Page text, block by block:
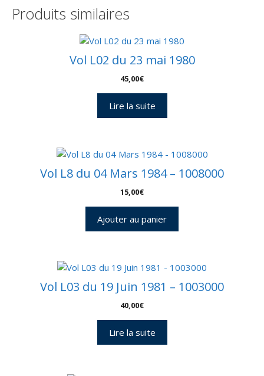
-
34
Produits similaires
Vol L02 du 23 mai 1980
45,00€
Lire la suite
Vol L8 du 04 Mars 1984 – 1008000
15,00€
Ajouter au panier
Vol L03 du 19 Juin 1981 – 1003000
40,00€
Lire la suite